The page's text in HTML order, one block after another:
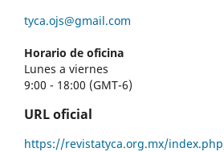
tyca.ojs@gmail.com
Horario de oficina
Lunes a viernes
9:00 - 18:00 (GMT-6)
URL oficial
https://revistatyca.org.mx/